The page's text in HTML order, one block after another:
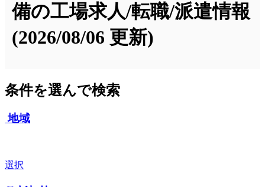
備の工場求人/転職/派遣情報
(2026/08/06 更新)
条件を選んで検索
地域
選択